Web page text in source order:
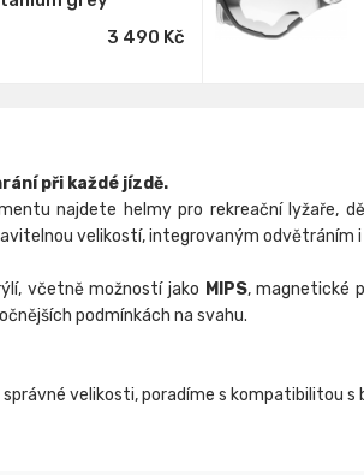
3 490 Kč
při každé jízdě.
najdete helmy pro rekreační lyžaře,
velikostí, integrovaným odvětráním
včetně možností jako MIPS, magnetické
podmínkách na svahu.
velikosti, poradíme s kompatibilitou s